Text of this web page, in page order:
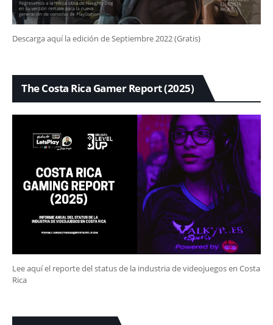
Descarga aquí la edición de Septiembre 2022 (Gratis)
The Costa Rica Gamer Report (2025)
Lee aquí el reporte del status de la industria de videojuegos en Costa
Rica